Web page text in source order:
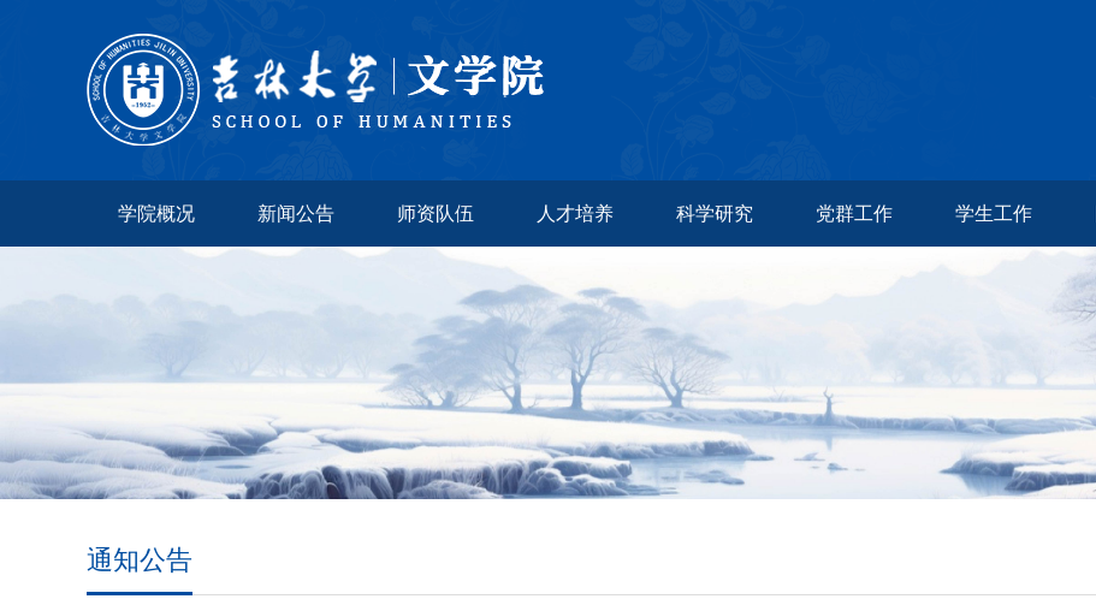
学院概况 新闻公告 师资队伍 人才培养 科学研究 党群工作 学生工作
通知公告